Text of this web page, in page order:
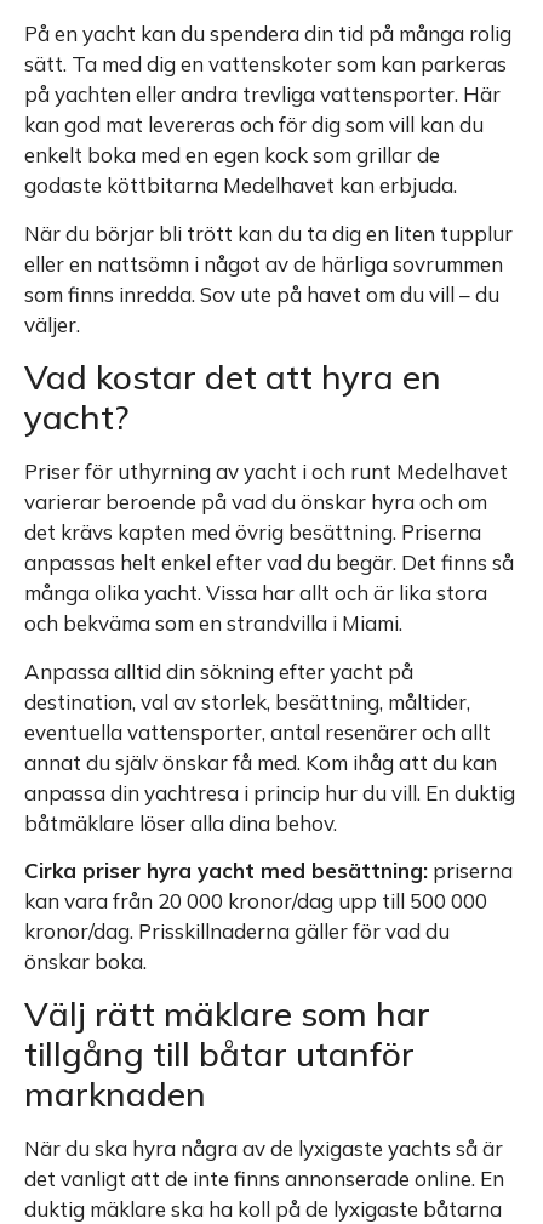
På en yacht kan du spendera din tid på många rolig
sätt. Ta med dig en vattenskoter som kan parkeras
på yachten eller andra trevliga vattensporter. Här
kan god mat levereras och för dig som vill kan du
enkelt boka med en egen kock som grillar de
godaste köttbitarna Medelhavet kan erbjuda.
När du börjar bli trött kan du ta dig en liten tupplur
eller en nattsömn i något av de härliga sovrummen
som finns inredda. Sov ute på havet om du vill – du
väljer.
Vad kostar det att hyra en
yacht?
Priser för uthyrning av yacht i och runt Medelhavet
varierar beroende på vad du önskar hyra och om
det krävs kapten med övrig besättning. Priserna
anpassas helt enkel efter vad du begär. Det finns så
många olika yacht. Vissa har allt och är lika stora
och bekväma som en strandvilla i Miami.
Anpassa alltid din sökning efter yacht på
destination, val av storlek, besättning, måltider,
eventuella vattensporter, antal resenärer och allt
annat du själv önskar få med. Kom ihåg att du kan
anpassa din yachtresa i princip hur du vill. En duktig
båtmäklare löser alla dina behov.
Cirka priser hyra yacht med besättning: priserna
kan vara från 20 000 kronor/dag upp till 500 000
kronor/dag. Prisskillnaderna gäller för vad du
önskar boka.
Välj rätt mäklare som har
tillgång till båtar utanför
marknaden
När du ska hyra några av de lyxigaste yachts så är
det vanligt att de inte finns annonserade online. En
duktig mäklare ska ha koll på de lyxigaste båtarna